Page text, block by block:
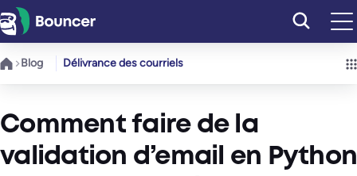
Aller
au
contenu
Blog Délivrance des courriels
Comment faire de la
validation d’email en Python